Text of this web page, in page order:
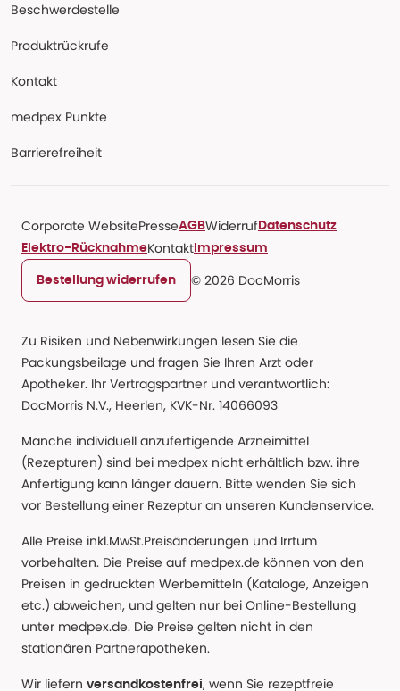
Beschwerdestelle
Produktrückrufe
Kontakt
medpex Punkte
Barrierefreiheit
Corporate WebsitePresseAGBWiderruf Datenschutz
Elektro-RücknahmeKontakt Impressum
Bestellung widerrufen © 2026 DocMorris
Zu Risiken und Nebenwirkungen lesen Sie die
Packungsbeilage und fragen Sie Ihren Arzt oder
Apotheker. Ihr Vertragspartner und verantwortlich:
DocMorris N.V., Heerlen, KVK-Nr. 14066093
Manche individuell anzufertigende Arzneimittel
(Rezepturen) sind bei medpex nicht erhältlich bzw. ihre
Anfertigung kann länger dauern. Bitte wenden Sie sich
vor Bestellung einer Rezeptur an unseren Kundenservice.
Alle Preise inkl.MwSt.Preisänderungen und Irrtum
vorbehalten. Die Preise auf medpex.de können von den
Preisen in gedruckten Werbemitteln (Kataloge, Anzeigen
etc.) abweichen, und gelten nur bei Online-Bestellung
unter medpex.de. Die Preise gelten nicht in den
stationären Partnerapotheken.
Wir liefern versandkostenfrei, wenn Sie rezeptfreie